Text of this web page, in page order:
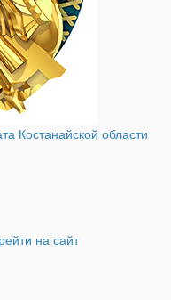
Костанайской области
на сайт